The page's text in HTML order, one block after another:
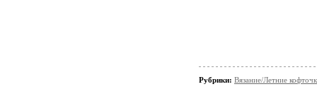
Рубрики: Вязание/Летние